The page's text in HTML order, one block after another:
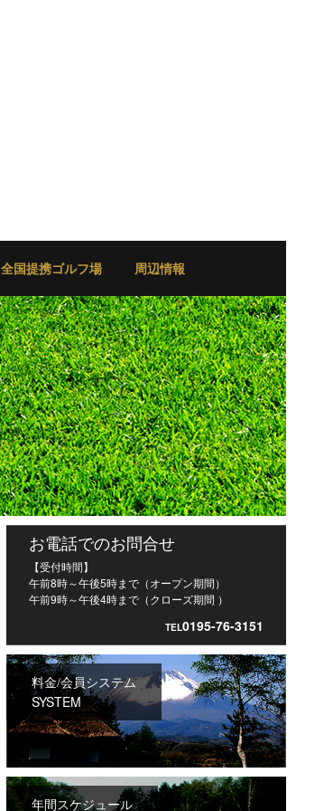
全国提携ゴルフ場 周辺情報
お電話でのお問合せ
【受付時間】
午前8時～午後5時まで（オープン期間）
午前9時～午後4時まで（クローズ期間 ）
TEL0195-76-3151
料金/会員システム
SYSTEM
年間スケジュール